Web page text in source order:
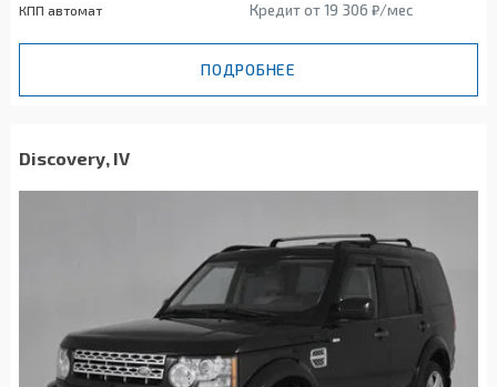
КПП автомат Кредит от 19 306 ₽/мес
ПОДРОБНЕЕ
Discovery, IV